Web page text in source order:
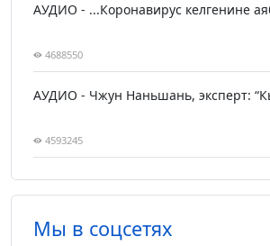
АУДИО - ...Коронавирус келгенине
4688550
АУДИО - Чжун Наньшань, эксперт:
4593245
Мы в соцсетях